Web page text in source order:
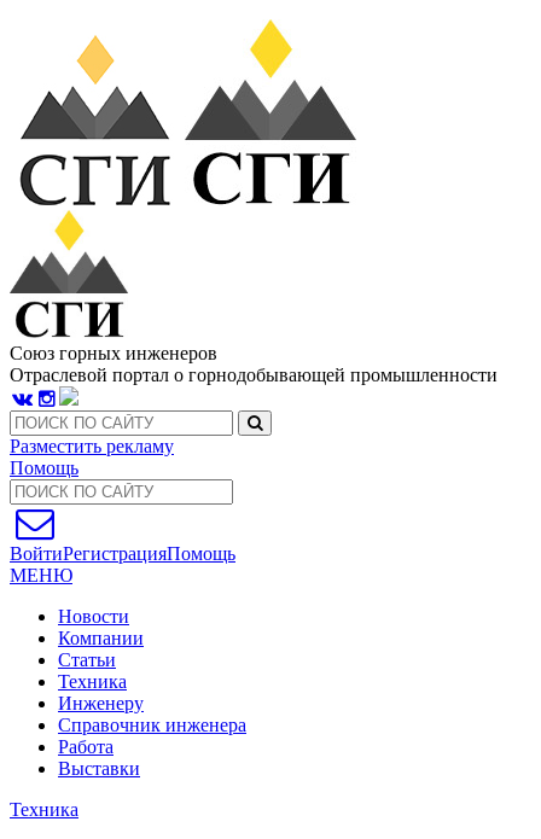
Союз горных инженеров
Отраслевой портал о горнодобывающей промышленности
Разместить рекламу
Помощь
ВойтиРегистрацияПомощь
МЕНЮ
Новости
Компании
Статьи
Техника
Инженеру
Справочник инженера
Работа
Выставки
Техника